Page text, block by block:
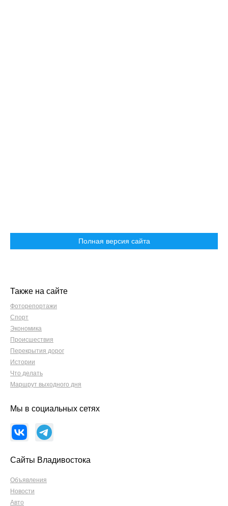
Полная версия сайта
Также на сайте
Фоторепортажи
Спорт
Экономика
Происшествия
Перекрытия дорог
Истории
Что делать
Маршрут выходного дня
Мы в социальных сетях
Сайты Владивостока
Объявления
Новости
Авто